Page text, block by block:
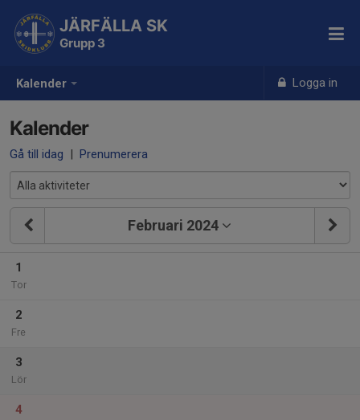
Kalender Logga in
JÄRFÄLLA SK
Grupp 3
Kalender
Gå till idag | Prenumerera
Februari 2024
1
Tor
2
Fre
3
Lör
4